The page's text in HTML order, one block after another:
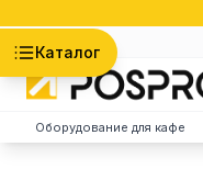
Каталог
Оборудование для кафе